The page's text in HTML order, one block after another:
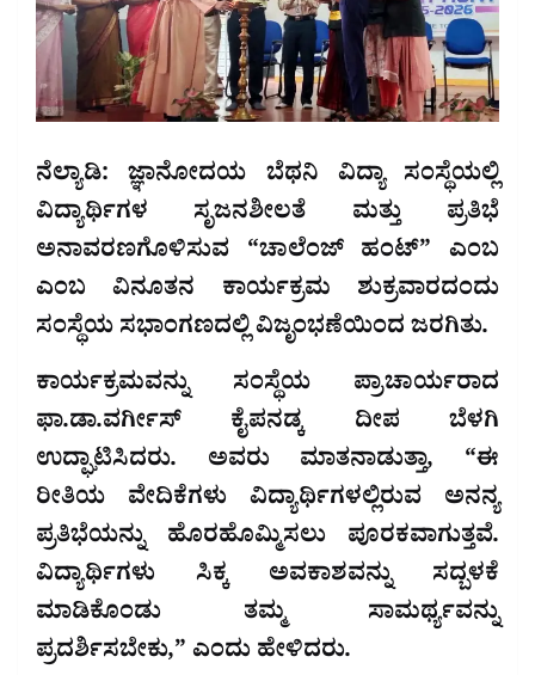
ನೆಲ್ಯಾಡಿ: ಜ್ಞಾನೋದಯ ಬೆಥನಿ ವಿದ್ಯಾ ಸಂಸ್ಥೆಯಲ್ಲಿ
ವಿದ್ಯಾರ್ಥಿಗಳ ಸೃಜನಶೀಲತೆ ಮತ್ತು ಪ್ರತಿಭೆ
ಅನಾವರಣಗೊಳಿಸುವ “ಚಾಲೆಂಜ್ ಹಂಟ್” ಎಂಬ
ಎಂಬ ವಿನೂತನ ಕಾರ್ಯಕ್ರಮ ಶುಕ್ರವಾರದಂದು
ಸಂಸ್ಥೆಯ ಸಭಾಂಗಣದಲ್ಲಿ ವಿಜೃಂಭಣೆಯಿಂದ ಜರಗಿತು.
ಕಾರ್ಯಕ್ರಮವನ್ನು ಸಂಸ್ಥೆಯ ಪ್ರಾಚಾರ್ಯರಾದ
ಫಾ.ಡಾ.ವರ್ಗೀಸ್ ಕೈಪನಡ್ಕ ದೀಪ ಬೆಳಗಿ
ಉದ್ಘಾಟಿಸಿದರು. ಅವರು ಮಾತನಾಡುತ್ತಾ, “ಈ
ರೀತಿಯ ವೇದಿಕೆಗಳು ವಿದ್ಯಾರ್ಥಿಗಳಲ್ಲಿರುವ ಅನನ್ಯ
ಪ್ರತಿಭೆಯನ್ನು ಹೊರಹೊಮ್ಮಿಸಲು ಪೂರಕವಾಗುತ್ತವೆ.
ವಿದ್ಯಾರ್ಥಿಗಳು ಸಿಕ್ಕ ಅವಕಾಶವನ್ನು ಸದ್ಬಳಕೆ
ಮಾಡಿಕೊಂಡು ತಮ್ಮ ಸಾಮರ್ಥ್ಯವನ್ನು
ಪ್ರದರ್ಶಿಸಬೇಕು,” ಎಂದು ಹೇಳಿದರು.